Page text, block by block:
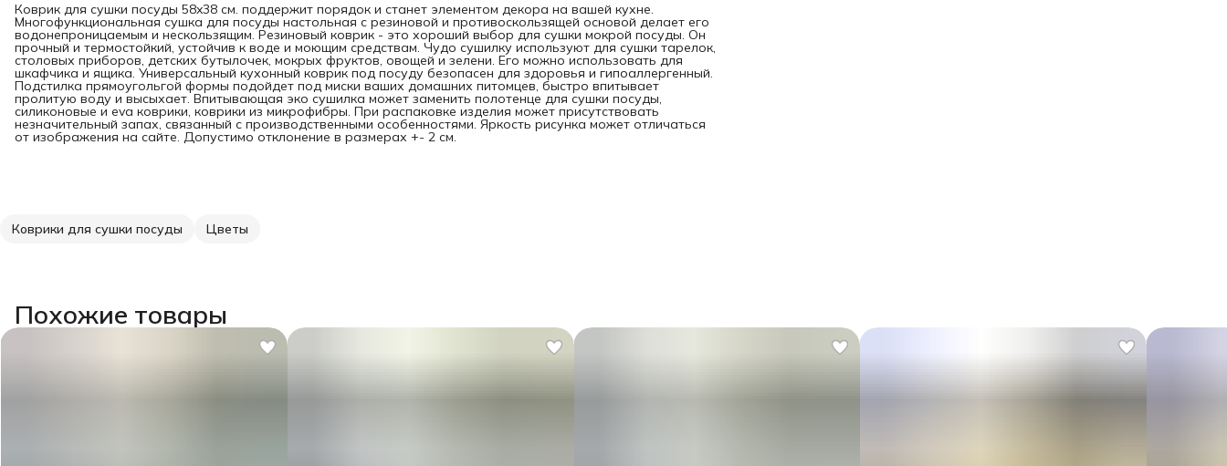
Коврик для сушки посуды 58x38 см. поддержит порядок и станет элементом декора на вашей кухне.
Многофункциональная сушка для посуды настольная с резиновой и противоскользящей основой делает его
водонепроницаемым и нескользящим. Резиновый коврик - это хороший выбор для сушки мокрой посуды. Он
прочный и термостойкий, устойчив к воде и моющим средствам. Чудо сушилку используют для сушки тарелок,
столовых приборов, детских бутылочек, мокрых фруктов, овощей и зелени. Его можно использовать для
шкафчика и ящика. Универсальный кухонный коврик под посуду безопасен для здоровья и гипоаллергенный.
Подстилка прямоугольгой формы подойдет под миски ваших домашних питомцев, быстро впитывает
пролитую воду и высыхает. Впитывающая эко сушилка может заменить полотенце для сушки посуды,
силиконовые и eva коврики, коврики из микрофибры. При распаковке изделия может присутствовать
незначительный запах, связанный с производственными особенностями. Яркость рисунка может отличаться
от изображения на сайте. Допустимо отклонение в размерах +- 2 см.
Коврики для сушки посуды Цветы
Похожие товары